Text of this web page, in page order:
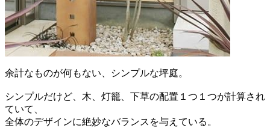
余計なものが何もない、シンプルな坪庭。
シンプルだけど、木、灯籠、下草の配置１つ１つが計算され
ていて、
全体のデザインに絶妙なバランスを与えている。